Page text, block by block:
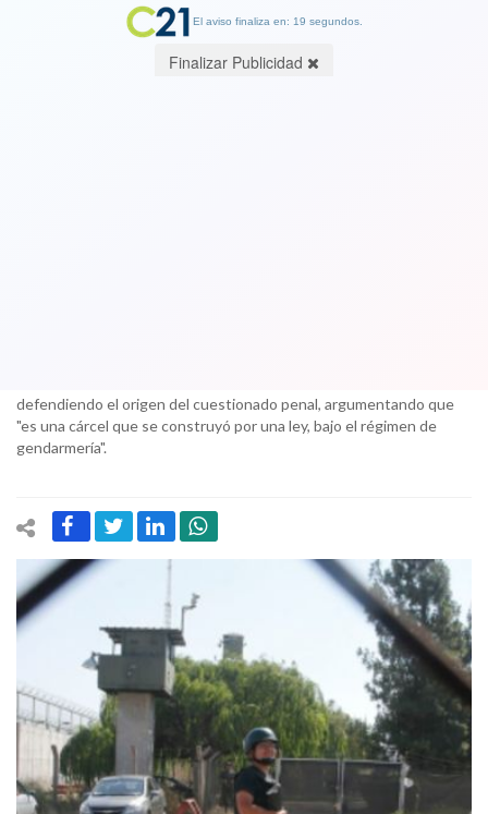
defendiendo el origen del cuestionado penal, argumentando que
"es una cárcel que se construyó por una ley, bajo el régimen de
gendarmería".
El aviso finaliza en: 19 segundos.
Finalizar Publicidad